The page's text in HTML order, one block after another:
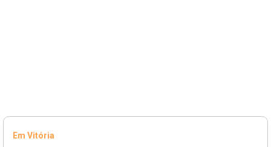
Em Vitória